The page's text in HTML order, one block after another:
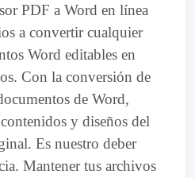
PDF a Word en línea
a convertir cualquier
Word editables en
Con la conversión de
de Word,
y diseños del
Es nuestro deber
Mantener tus archivos